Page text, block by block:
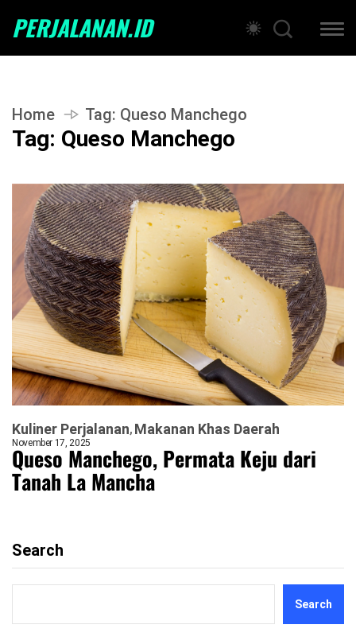
PERJALANAN.ID
Home Tag: Queso Manchego
Tag: Queso Manchego
Kuliner Perjalanan Makanan Khas Daerah
November 17, 2025
Queso Manchego, Permata Keju dari
Tanah La Mancha
Search
Search